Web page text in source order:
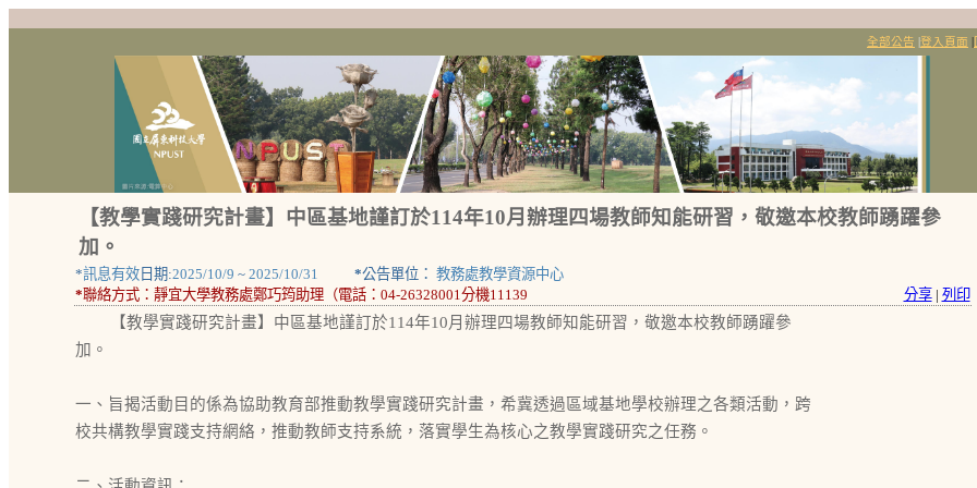
全部公告 登入頁面
【教學實踐研究計畫】中區基地謹訂於114年10月辦理四場教師知能研習，敬邀本校教師踴躍參
加。
*訊息有效日期:2025/10/9 ~ 2025/10/31 *公告單位： 教務處教學資源中心
*聯絡方式： 靜宜大學教務處鄭巧筠助理（電話：04-26328001分機11139 分享 | 列印
【教學實踐研究計畫】中區基地謹訂於114年10月辦理四場教師知能研習，敬邀本校教師踴躍參
加。
一、旨揭活動目的係為協助教育部推動教學實踐研究計畫，希冀透過區域基地學校辦理之各類活動，跨
校共構教學實踐支持網絡，推動教師支持系統，落實學生為核心之教學實踐研究之任務。